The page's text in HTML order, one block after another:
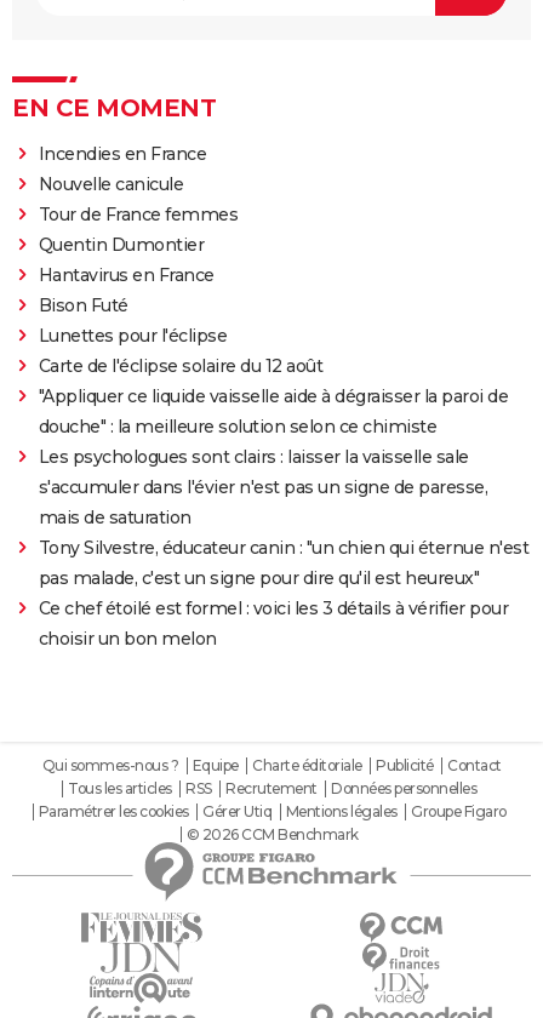
EN CE MOMENT
Incendies en France
Nouvelle canicule
Tour de France femmes
Quentin Dumontier
Hantavirus en France
Bison Futé
Lunettes pour l'éclipse
Carte de l'éclipse solaire du 12 août
"Appliquer ce liquide vaisselle aide à dégraisser la paroi de
douche" : la meilleure solution selon ce chimiste
Les psychologues sont clairs : laisser la vaisselle sale
s'accumuler dans l'évier n'est pas un signe de paresse,
mais de saturation
Tony Silvestre, éducateur canin : "un chien qui éternue n'est
pas malade, c'est un signe pour dire qu'il est heureux"
Ce chef étoilé est formel : voici les 3 détails à vérifier pour
choisir un bon melon
Qui sommes-nous ? Equipe Charte éditoriale Publicité
Contact
Tous les articles
RSS Recrutement
Données personnelles
Paramétrer les cookies
Gérer Utiq Mentions légales
Groupe Figaro
© 2026 CCM Benchmark